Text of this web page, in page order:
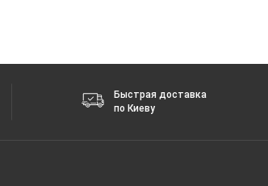
Быстрая доставка
по Киеву